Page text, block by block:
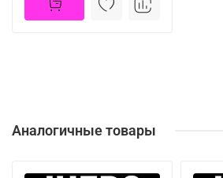
Аналогичные товары